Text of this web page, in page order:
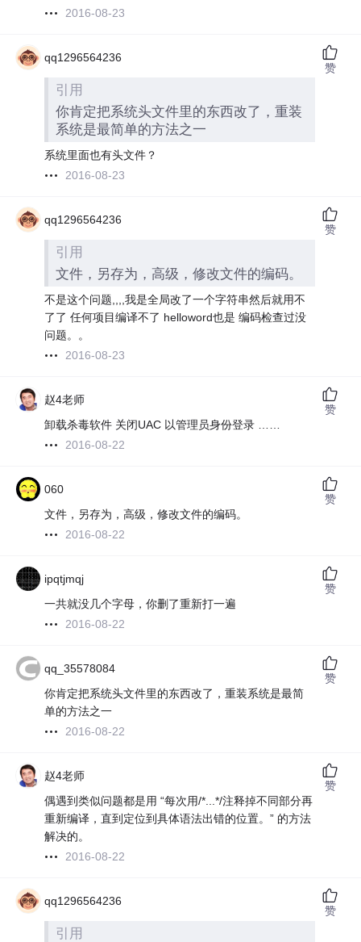
2016-08-23
qq1296564236
引用
你肯定把系统头文件里的东西改了，重装
系统是最简单的方法之一
系统里面也有头文件？
2016-08-23
赞
qq1296564236
引用
文件，另存为，高级，修改文件的编码。
不是这个问题,,,,我是全局改了一个字符串然后就用不
了了 任何项目编译不了 helloword也是 编码检查过没
问题。。
2016-08-23
赞
赵4老师
卸载杀毒软件 关闭UAC 以管理员身份登录 ……
2016-08-22
赞
060
文件，另存为，高级，修改文件的编码。
2016-08-22
赞
ipqtjmqj
一共就没几个字母，你删了重新打一遍
2016-08-22
赞
qq_35578084
你肯定把系统头文件里的东西改了，重装系统是最简
单的方法之一
2016-08-22
赞
赵4老师
偶遇到类似问题都是用 “每次用/*...*/注释掉不同部分再
重新编译，直到定位到具体语法出错的位置。” 的方法
解决的。
2016-08-22
赞
qq1296564236
引用
赞